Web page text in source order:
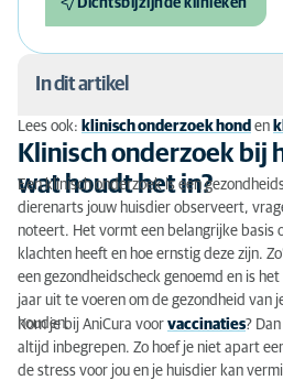
Dichtsbijzijnde klinieken
In dit artikel
Klinisch onderzoek bij
Het belang van een klinisch
Wanneer is een klinisch
Hoe verloopt een klinisch
Voordelen van een klinisch
Kosten van een klinisch
Lees ook: klinisch onderzoek hond en
Klinisch onderzoek bij
wat houdt het in?
Een klinisch onderzoek is een
dierenarts jouw huisdier observeert,
noteert. Het vormt een belangrijke basis
klachten heeft en hoe ernstig deze zijn.
een gezondheidscheck genoemd en is
jaar uit te voeren om de gezondheid van
houden.
Kom je bij AniCura voor vaccinaties?
altijd inbegrepen. Zo hoef je niet apart
de stress voor jou en je huisdier kan